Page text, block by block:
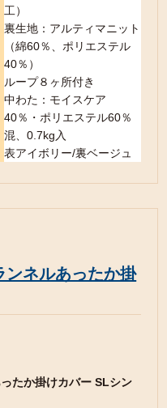
工）
裏生地：アルティマニット
（綿60％、ポリエステル
40％）
ループ８ヶ所付き
中わた：モイスケア
40％・ポリエステル60％
混、0.7kg入
表アイボリー/裏ベージュ
ネルあったか掛
たか掛けカバー SLシン